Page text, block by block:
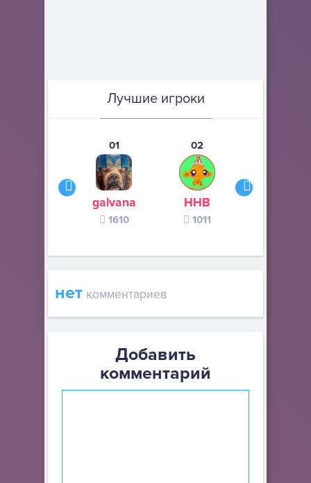
Лучшие игроки
01
galvana
1610
02
ННВ
1011
нет комментариев
Добавить
комментарий